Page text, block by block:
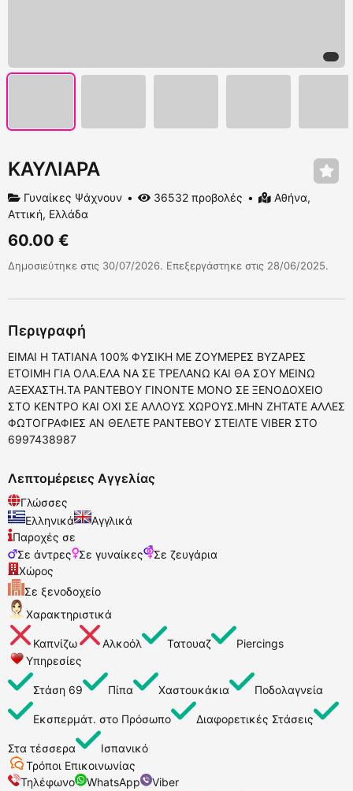
ΚΑΥΛΙΑΡΑ
Γυναίκες Ψάχνουν 36532 προβολές
Αθήνα,
Αττική, Ελλάδα
60.00 €
Δημοσιεύτηκε στις 30/07/2026. Επεξεργάστηκε στις 28/06/2025.
Περιγραφή
ΕΙΜΑΙ Η ΤΑΤΙΑΝΑ 100% ΦΥΣΙΚΗ ΜΕ ΖΟΥΜΕΡΕΣ ΒΥΖΑΡΕΣ
ΕΤΟΙΜΗ ΓΙΑ ΟΛΑ.ΕΛΑ ΝΑ ΣΕ ΤΡΕΛΑΝΩ ΚΑΙ ΘΑ ΣΟΥ ΜΕΙΝΩ
ΑΞΕΧΑΣΤΗ.ΤΑ ΡΑΝΤΕΒΟΥ ΓΙΝΟΝΤΕ ΜΟΝΟ ΣΕ ΞΕΝΟΔΟΧΕΙΟ
ΣΤΟ ΚΕΝΤΡΟ ΚΑΙ ΟΧΙ ΣΕ ΑΛΛΟΥΣ ΧΩΡΟΥΣ.ΜΗΝ ΖΗΤΑΤΕ ΑΛΛΕΣ
ΦΩΤΟΓΡΑΦΙΕΣ ΑΝ ΘΕΛΕΤΕ ΡΑΝΤΕΒΟΥ ΣΤΕΙΛΤΕ VIBER ΣΤΟ
6997438987
Λεπτομέρειες Αγγελίας
Γλώσσες
Ελληνικά
Αγγλικά
Παροχές σε
Σε άντρες
Σε γυναίκες
Σε ζευγάρια
Χώρος
Σε ξενοδοχείο
Χαρακτηριστικά
Καπνίζω Αλκοόλ Τατουαζ
Piercings
Υπηρεσίες
Στάση 69 Πίπα Χαστουκάκια Ποδολαγνεία
Εκσπερμάτ. στο Πρόσωπο Διαφορετικές Στάσεις
Στα τέσσερα
Ισπανικό
Τρόποι Επικοινωνίας
Τηλέφωνο
WhatsApp
Viber